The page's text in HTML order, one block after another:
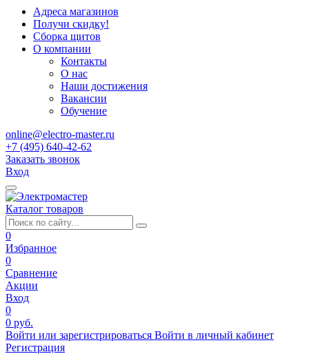
Адреса магазинов
Получи скидку!
Сборка щитов
О компании
Контакты
О нас
Наши достижения
Вакансии
Обучение
online@electro-master.ru
+7 (495) 640-42-62
Заказать звонок
Вход
Каталог товаров
0
Избранное
0
Сравнение
Акции
Вход
0
0 руб.
Войти или зарегистрироваться Войти в личный кабинет
Регистрация